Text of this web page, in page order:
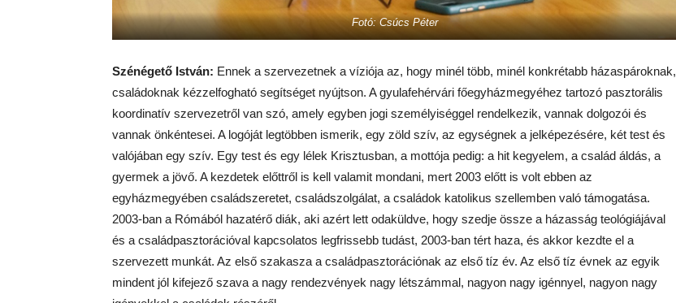
Fotó: Csúcs Péter
Szénégető István: Ennek a szervezetnek a víziója az, hogy minél több, minél konkrétabb házaspároknak,
családoknak kézzelfogható segítséget nyújtson. A gyulafehérvári főegyházmegyéhez tartozó pasztorális
koordinatív szervezetről van szó, amely egyben jogi személyiséggel rendelkezik, vannak dolgozói és
vannak önkéntesei. A logóját legtöbben ismerik, egy zöld szív, az egységnek a jelképezésére, két test és
valójában egy szív. Egy test és egy lélek Krisztusban, a mottója pedig: a hit kegyelem, a család áldás, a
gyermek a jövő. A kezdetek előttről is kell valamit mondani, mert 2003 előtt is volt ebben az
egyházmegyében családszeretet, családszolgálat, a családok katolikus szellemben való támogatása.
2003-ban a Rómából hazatérő diák, aki azért lett odaküldve, hogy szedje össze a házasság teológiájával
és a családpasztorációval kapcsolatos legfrissebb tudást, 2003-ban tért haza, és akkor kezdte el a
szervezett munkát. Az első szakasza a családpasztorációnak az első tíz év. Az első tíz évnek az egyik
mindent jól kifejező szava a nagy rendezvények nagy létszámmal, nagyon nagy igénnyel, nagyon nagy